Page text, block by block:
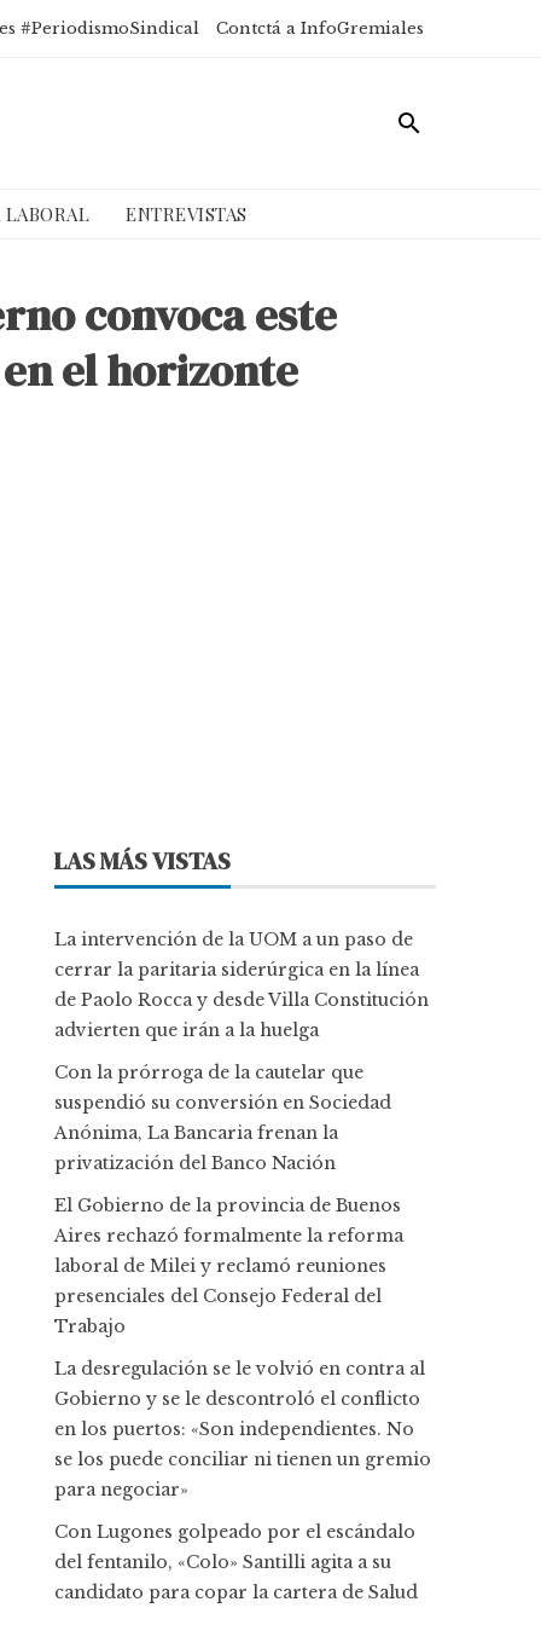
#PeriodismoSindical Contctá a InfoGremiales
LABORAL ENTREVISTAS
convoca este
el horizonte
LAS MÁS VISTAS
La intervención de la UOM a un paso de
cerrar la paritaria siderúrgica en la línea
de Paolo Rocca y desde Villa Constitución
advierten que irán a la huelga
Con la prórroga de la cautelar que
suspendió su conversión en Sociedad
Anónima, La Bancaria frenan la
privatización del Banco Nación
El Gobierno de la provincia de Buenos
Aires rechazó formalmente la reforma
laboral de Milei y reclamó reuniones
presenciales del Consejo Federal del
Trabajo
La desregulación se le volvió en contra al
Gobierno y se le descontroló el conflicto
en los puertos: «Son independientes. No
se los puede conciliar ni tienen un gremio
para negociar»
Con Lugones golpeado por el escándalo
del fentanilo, «Colo» Santilli agita a su
candidato para copar la cartera de Salud